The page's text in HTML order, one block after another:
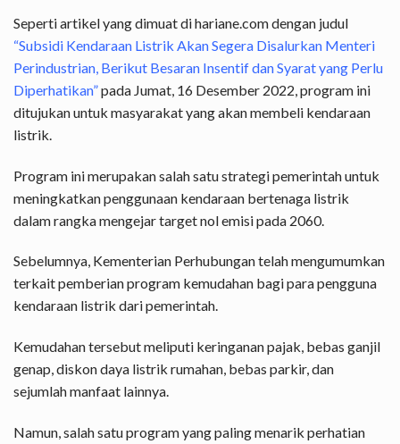
Seperti artikel yang dimuat di hariane.com dengan judul
“Subsidi Kendaraan Listrik Akan Segera Disalurkan Menteri
Perindustrian, Berikut Besaran Insentif dan Syarat yang Perlu
Diperhatikan”pada Jumat, 16 Desember 2022, program ini
ditujukan untuk masyarakat yang akan membeli kendaraan
listrik.
Program ini merupakan salah satu strategi pemerintah untuk
meningkatkan penggunaan kendaraan bertenaga listrik
dalam rangka mengejar target nol emisi pada 2060.
Sebelumnya, Kementerian Perhubungan telah mengumumkan
terkait pemberian program kemudahan bagi para pengguna
kendaraan listrik dari pemerintah.
Kemudahan tersebut meliputi keringanan pajak, bebas ganjil
genap, diskon daya listrik rumahan, bebas parkir, dan
sejumlah manfaat lainnya.
Namun, salah satu program yang paling menarik perhatian